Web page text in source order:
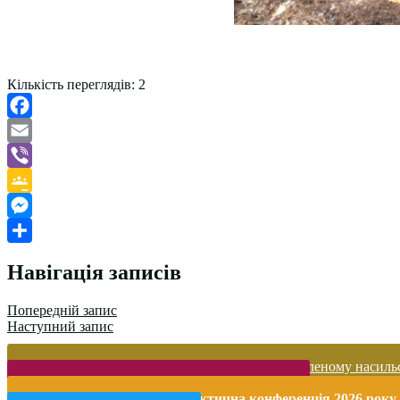
Кількість переглядів: 2
Facebook
Email
Viber
Google
Classroom
Messenger
Навігація записів
Попередній запис
Наступний запис
Запобігання домашньому та гендерно-зумовленому